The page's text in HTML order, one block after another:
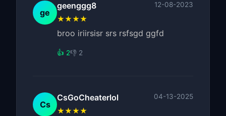
ge
geenggg8 12-08-2023
★★★★
broo iriirsisr srs rsfsgd ggfd
👍 2👎 2
Cs
CsGoCheaterlol 04-13-2025
★★★★